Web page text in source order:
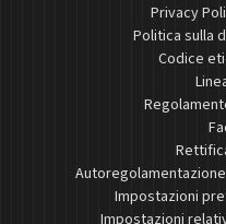
Privacy
Politica sulla
Codice
Impostazioni
Impostazioni